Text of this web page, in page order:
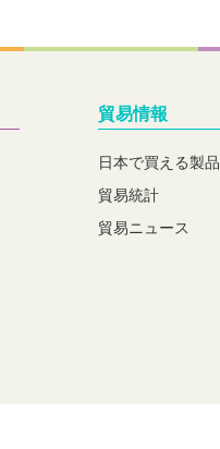
貿易情報
日本で買える製
貿易統計
貿易ニュース